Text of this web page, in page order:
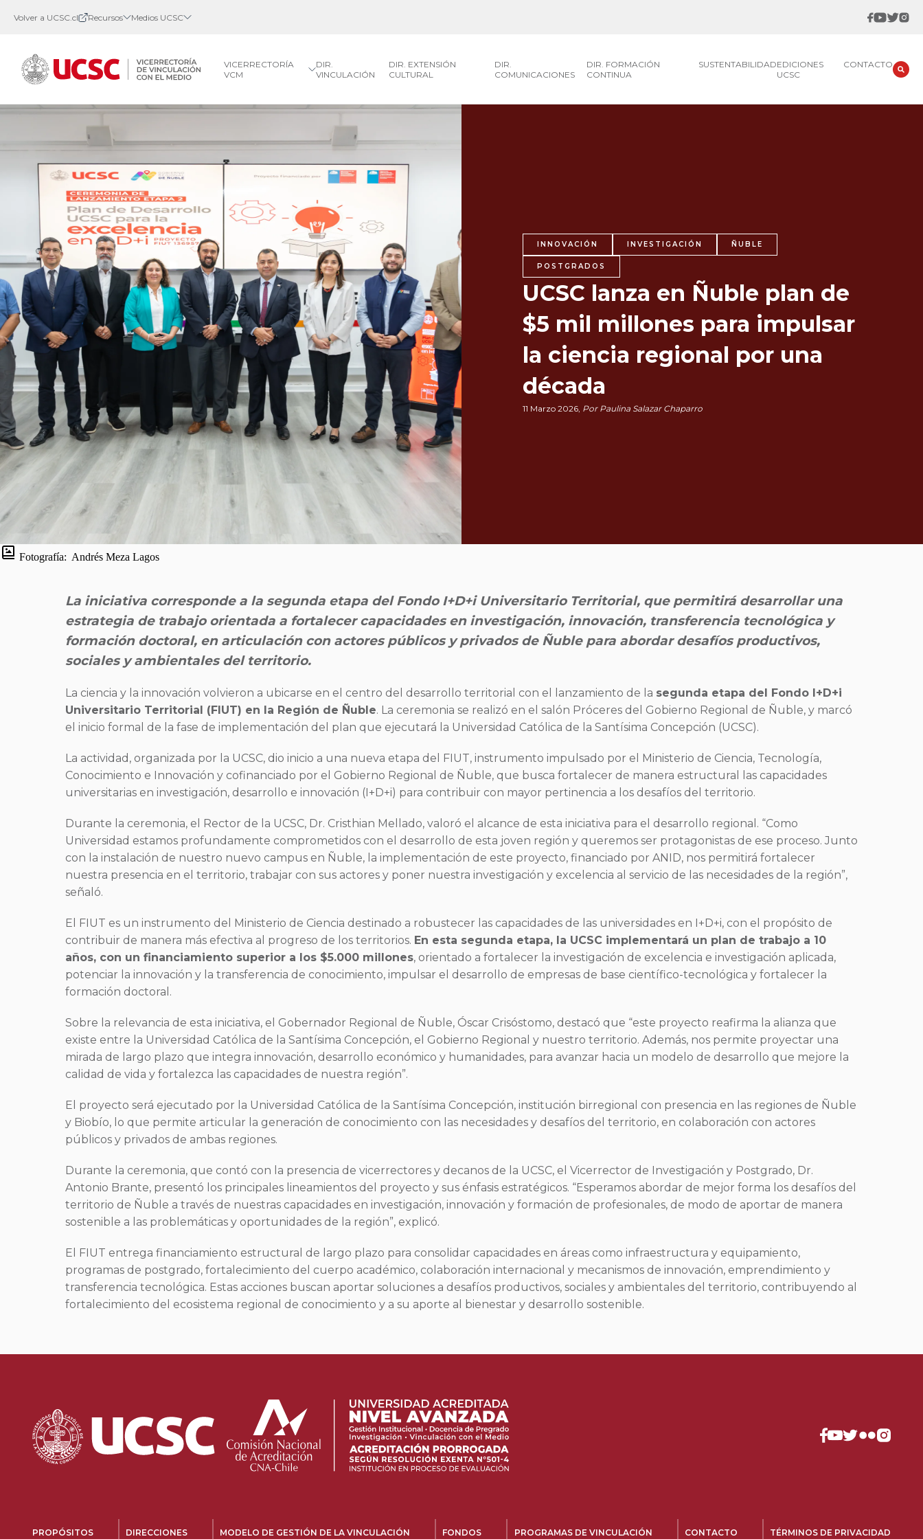
Volver a UCSC.cl Recursos Medios UCSC
VICERRECTORÍA
VCM
DIR.
VINCULACIÓN
DIR. EXTENSIÓN
CULTURAL
DIR.
COMUNICACIONES
DIR. FORMACIÓN
CONTINUA
SUSTENTABILIDADEDICIONES
UCSC
CONTACTO
INNOVACIÓN INVESTIGACIÓN ÑUBLE
POSTGRADOS
UCSC lanza en Ñuble plan de
$5 mil millones para impulsar
la ciencia regional por una
década
11 Marzo 2026, Por Paulina Salazar Chaparro
Fotografía: Andrés Meza Lagos
La iniciativa corresponde a la segunda etapa del Fondo I+D+i Universitario Territorial, que permitirá desarrollar una
estrategia de trabajo orientada a fortalecer capacidades en investigación, innovación, transferencia tecnológica y
formación doctoral, en articulación con actores públicos y privados de Ñuble para abordar desafíos productivos,
sociales y ambientales del territorio.
La ciencia y la innovación volvieron a ubicarse en el centro del desarrollo territorial con el lanzamiento de la segunda etapa del Fondo I+D+i
Universitario Territorial (FIUT) en la Región de Ñuble. La ceremonia se realizó en el salón Próceres del Gobierno Regional de Ñuble, y marcó
el inicio formal de la fase de implementación del plan que ejecutará la Universidad Católica de la Santísima Concepción (UCSC).
La actividad, organizada por la UCSC, dio inicio a una nueva etapa del FIUT, instrumento impulsado por el Ministerio de Ciencia, Tecnología,
Conocimiento e Innovación y cofinanciado por el Gobierno Regional de Ñuble, que busca fortalecer de manera estructural las capacidades
universitarias en investigación, desarrollo e innovación (I+D+i) para contribuir con mayor pertinencia a los desafíos del territorio.
Durante la ceremonia, el Rector de la UCSC, Dr. Cristhian Mellado, valoró el alcance de esta iniciativa para el desarrollo regional. “Como
Universidad estamos profundamente comprometidos con el desarrollo de esta joven región y queremos ser protagonistas de ese proceso. Junto
con la instalación de nuestro nuevo campus en Ñuble, la implementación de este proyecto, financiado por ANID, nos permitirá fortalecer
nuestra presencia en el territorio, trabajar con sus actores y poner nuestra investigación y excelencia al servicio de las necesidades de la región”,
señaló.
El FIUT es un instrumento del Ministerio de Ciencia destinado a robustecer las capacidades de las universidades en I+D+i, con el propósito de
contribuir de manera más efectiva al progreso de los territorios. En esta segunda etapa, la UCSC implementará un plan de trabajo a 10
años, con un financiamiento superior a los $5.000 millones, orientado a fortalecer la investigación de excelencia e investigación aplicada,
potenciar la innovación y la transferencia de conocimiento, impulsar el desarrollo de empresas de base científico-tecnológica y fortalecer la
formación doctoral.
Sobre la relevancia de esta iniciativa, el Gobernador Regional de Ñuble, Óscar Crisóstomo, destacó que “este proyecto reafirma la alianza que
existe entre la Universidad Católica de la Santísima Concepción, el Gobierno Regional y nuestro territorio. Además, nos permite proyectar una
mirada de largo plazo que integra innovación, desarrollo económico y humanidades, para avanzar hacia un modelo de desarrollo que mejore la
calidad de vida y fortalezca las capacidades de nuestra región”.
El proyecto será ejecutado por la Universidad Católica de la Santísima Concepción, institución birregional con presencia en las regiones de Ñuble
y Biobío, lo que permite articular la generación de conocimiento con las necesidades y desafíos del territorio, en colaboración con actores
públicos y privados de ambas regiones.
Durante la ceremonia, que contó con la presencia de vicerrectores y decanos de la UCSC, el Vicerrector de Investigación y Postgrado, Dr.
Antonio Brante, presentó los principales lineamientos del proyecto y sus énfasis estratégicos. “Esperamos abordar de mejor forma los desafíos del
territorio de Ñuble a través de nuestras capacidades en investigación, innovación y formación de profesionales, de modo de aportar de manera
sostenible a las problemáticas y oportunidades de la región”, explicó.
El FIUT entrega financiamiento estructural de largo plazo para consolidar capacidades en áreas como infraestructura y equipamiento,
programas de postgrado, fortalecimiento del cuerpo académico, colaboración internacional y mecanismos de innovación, emprendimiento y
transferencia tecnológica. Estas acciones buscan aportar soluciones a desafíos productivos, sociales y ambientales del territorio, contribuyendo al
fortalecimiento del ecosistema regional de conocimiento y a su aporte al bienestar y desarrollo sostenible.
PROPÓSITOS DIRECCIONES MODELO DE GESTIÓN DE LA VINCULACIÓN FONDOS PROGRAMAS DE VINCULACIÓN CONTACTO TÉRMINOS DE PRIVACIDAD